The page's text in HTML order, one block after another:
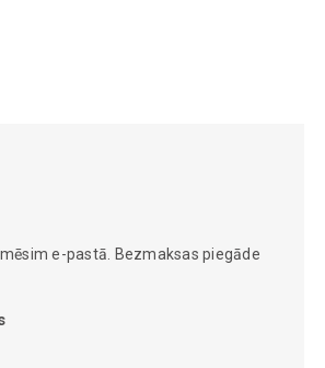
e-pastā. Bezmaksas piegāde